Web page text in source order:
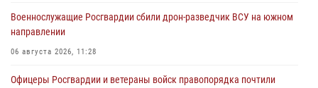
Военнослужащие Росгвардии сбили дрон-разведчик ВСУ на южном
направлении
06 августа 2026, 11:28
Офицеры Росгвардии и ветераны войск правопорядка почтили